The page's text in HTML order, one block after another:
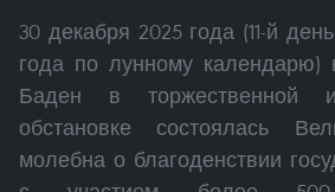
30 декабря 2025 года (11-й
года по лунному календарю)
Баден в торжественной и
обстановке состоялась
молебна о благоденствии